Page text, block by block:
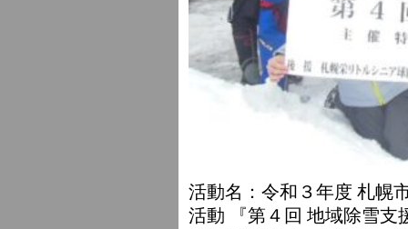
活動名：令和３年度 札幌
活動 『第４回 地域除雪